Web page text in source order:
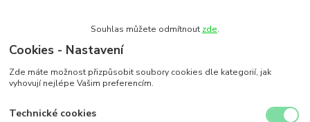
Souhlas můžete odmítnout zde.
Cookies - Nastavení
Zde máte možnost přizpůsobit soubory cookies dle kategorií, jak
vyhovují nejlépe Vašim preferencím.
Technické cookies